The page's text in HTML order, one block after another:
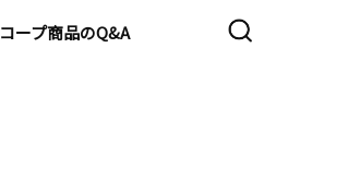
コープ商品のQ&A